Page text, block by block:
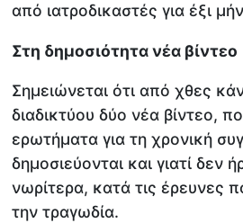
από ιατροδικαστές για έξι
Στη δημοσιότητα νέα βίντεο
Σημειώνεται ότι από χθες
διαδικτύου δύο νέα βίντεο,
ερωτήματα για τη χρονική
δημοσιεύονται και γιατί δεν
νωρίτερα, κατά τις έρευνες
την τραγωδία.